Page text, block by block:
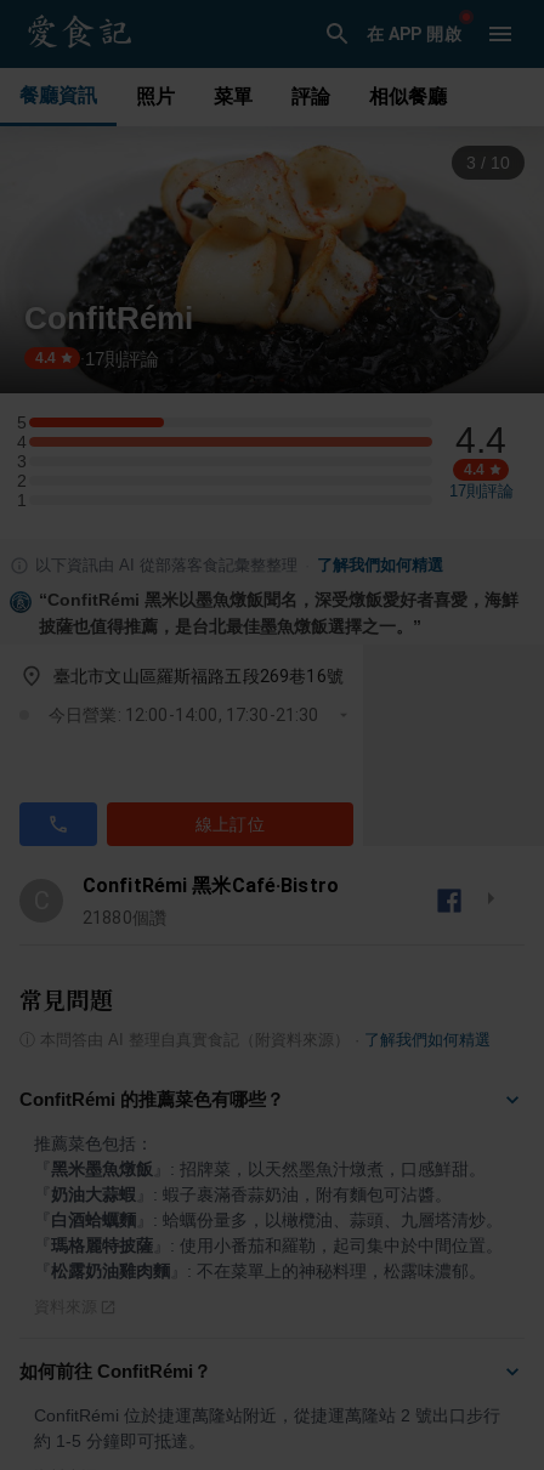
在 APP 開啟
餐廳資訊 照片 菜單 評論 相似餐廳
3 / 10
ConfitRémi
4.4 ·17則評論
5
5 星：1 則評論
4
4 星：3 則評論
3
3 星：0 則評論
2
2 星：0 則評論
1
1 星：0 則評論
4.4
4.4
17則評論
以下資訊由 AI 從部落客食記彙整整理 了解我們如何精選
“ConfitRémi 黑米以墨魚燉飯聞名，深受燉飯愛好者喜愛，海鮮
披薩也值得推薦，是台北最佳墨魚燉飯選擇之一。 ”
臺北市文山區羅斯福路五段269巷16號
今日營業: 12:00-14:00, 17:30-21:30
線上訂位
ConfitRémi 黑米Café‧Bistro
21880個讚
常見問題
本問答由 AI 整理自真實食記（附資料來源） 了解我們如何精選
ConfitRémi 的推薦菜色有哪些？
黑米墨魚燉飯
奶油大蒜蝦
白酒蛤蠣麵
瑪格麗特披薩
松露奶油雞肉麵 : 不在菜單上的神秘料理，松露味濃郁。
如何前往 ConfitRémi？
ConfitRémi 位於捷運萬隆站附近，從捷運萬隆站 2 號出口步行
約 1-5 分鐘即可抵達。